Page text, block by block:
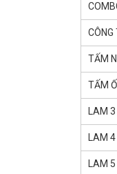
CÔNG
TẤM
TẤM
LAM
LAM
LAM